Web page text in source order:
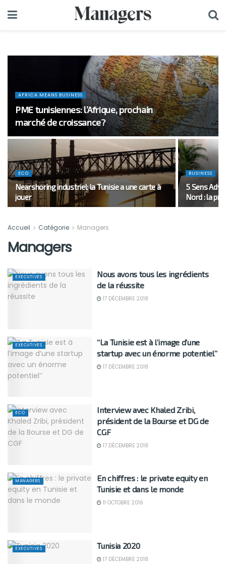
AFRICA MEANS BUSINESS
PME tunisiennes: l’Afrique, prochain
marché de croissance?
ECO
Nearshoring industriel: la Tunisie a une carte à
jouer
BUSINESS
5 Sens
Nord : la
Accueil Catégorie Managers
Managers
EXECUTIVES
Nous avons tous les ingrédients
de la réussite
17 DÉCEMBRE 2018
EXECUTIVES
‘‘La Tunisie est à l’image d’une
startup avec un énorme potentiel’’
17 DÉCEMBRE 2018
ECO
Interview avec Khaled Zribi,
président de la Bourse et DG de
CGF
17 DÉCEMBRE 2018
MANAGERS
En chiffres : le private equity en
Tunisie et dans le monde
11 OCTOBRE 2016
EXECUTIVES Tunisia 2020
17 DÉCEMBRE 2018